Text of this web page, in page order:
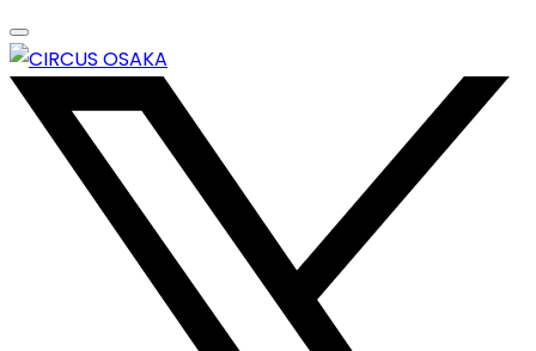
Skip
to
content
エンターテイメントスペース